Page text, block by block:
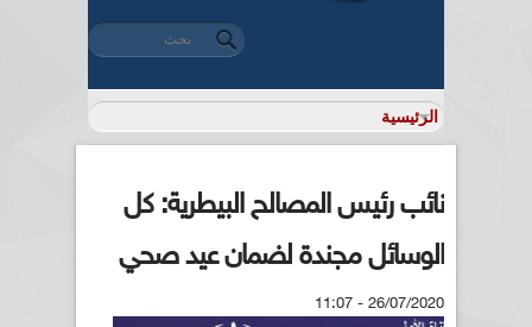
استمارة البحث
‏بحث ‏
نائب رئيس المصالح البيطرية: كل
الوسائل مجندة لضمان عيد صحي
26/07/2020 - 11:07